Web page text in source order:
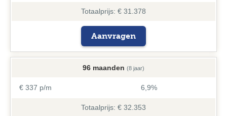
Totaalprijs: € 31.378
Aanvragen
96 maanden (8 jaar)
€ 337 p/m 6,9%
Totaalprijs: € 32.353